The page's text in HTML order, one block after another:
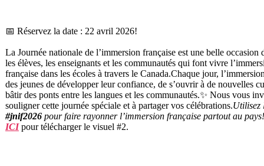
📅 Réservez la date : 22 avril 2026!
La Journée nationale de l’immersion française est une belle occasion
les élèves, les enseignants et les communautés qui font vivre
française dans les écoles à travers le Canada.Chaque jour,
des jeunes de développer leur confiance, de s’ouvrir à de nouvelles
bâtir des ponts entre les langues et les communautés.✨ Nous vous
souligner cette journée spéciale et à partager vos célébrations.Utilisez
#jnif2026 pour faire rayonner l’immersion française partout au pays!
ICI pour télécharger le visuel #2.